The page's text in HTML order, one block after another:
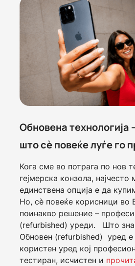
Обновена технологија
што сè повеќе луѓе го
Кога сме во потрага по нов
гејмерска конзола,
единствена опција е да
Но, сè повеќе корисници во
поинакво решение –
(refurbished) уреди. Што
Обновен (refurbished) уред е
користен уред кој
тестиран, исчистен и